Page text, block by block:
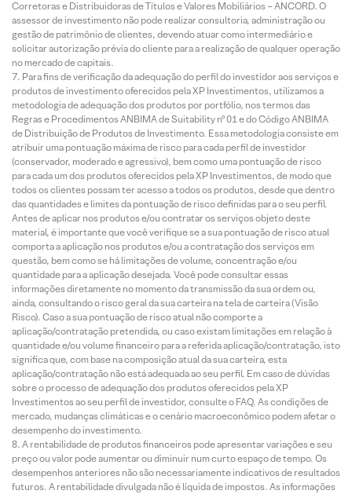
Corretoras e Distribuidoras de Títulos e Valores Mobiliários – ANCORD. O
assessor de investimento não pode realizar consultoria, administração ou
gestão de patrimônio de clientes, devendo atuar como intermediário e
solicitar autorização prévia do cliente para a realização de qualquer operação
no mercado de capitais.
Para fins de verificação da adequação do perfil do investidor aos serviços e
produtos de investimento oferecidos pela XP Investimentos, utilizamos a
metodologia de adequação dos produtos por portfólio, nos termos das
Regras e Procedimentos ANBIMA de Suitability nº 01 e do Código ANBIMA
de Distribuição de Produtos de Investimento. Essa metodologia consiste em
atribuir uma pontuação máxima de risco para cada perfil de investidor
(conservador, moderado e agressivo), bem como uma pontuação de risco
para cada um dos produtos oferecidos pela XP Investimentos, de modo que
todos os clientes possam ter acesso a todos os produtos, desde que dentro
das quantidades e limites da pontuação de risco definidas para o seu perfil.
Antes de aplicar nos produtos e/ou contratar os serviços objeto deste
material, é importante que você verifique se a sua pontuação de risco atual
comporta a aplicação nos produtos e/ou a contratação dos serviços em
questão, bem como se há limitações de volume, concentração e/ou
quantidade para a aplicação desejada. Você pode consultar essas
informações diretamente no momento da transmissão da sua ordem ou,
ainda, consultando o risco geral da sua carteira na tela de carteira (Visão
Risco). Caso a sua pontuação de risco atual não comporte a
aplicação/contratação pretendida, ou caso existam limitações em relação à
quantidade e/ou volume financeiro para a referida aplicação/contratação, isto
significa que, com base na composição atual da sua carteira, esta
aplicação/contratação não está adequada ao seu perfil. Em caso de dúvidas
sobre o processo de adequação dos produtos oferecidos pela XP
Investimentos ao seu perfil de investidor, consulte o FAQ. As condições de
mercado, mudanças climáticas e o cenário macroeconômico podem afetar o
desempenho do investimento.
A rentabilidade de produtos financeiros pode apresentar variações e seu
preço ou valor pode aumentar ou diminuir num curto espaço de tempo. Os
desempenhos anteriores não são necessariamente indicativos de resultados
futuros. A rentabilidade divulgada não é líquida de impostos. As informações